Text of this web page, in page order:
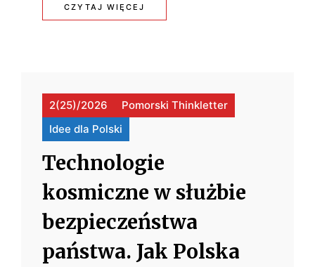
CZYTAJ WIĘCEJ
O
Z
A
2(25)/2026
Pomorski Thinkletter
Idee dla Polski
Technologie
kosmiczne w służbie
bezpieczeństwa
państwa. Jak Polska